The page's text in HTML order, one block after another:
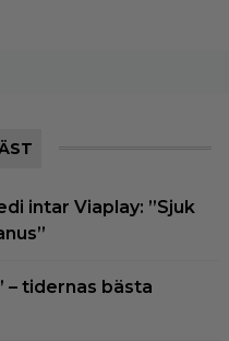
intar Viaplay: ”Sjuk
– tidernas bästa